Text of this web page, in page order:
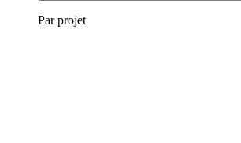
Par projet